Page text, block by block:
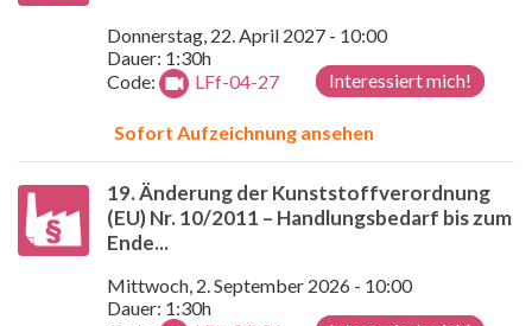
Donnerstag, 22. April 2027 - 10:00
Dauer: 1:30h
Interessiert mich!
Code: LFf-04-27
Sofort Aufzeichnung ansehen
19. Änderung der Kunststoffverordnung
(EU) Nr. 10/2011 – Handlungsbedarf bis zum
Ende...
Mittwoch, 2. September 2026 - 10:00
Dauer: 1:30h